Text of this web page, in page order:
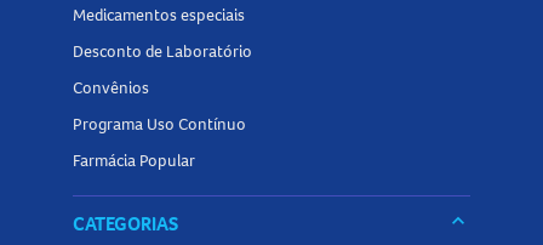
Medicamentos especiais
Desconto de Laboratório
Convênios
Programa Uso Contínuo
Farmácia Popular
CATEGORIAS keyboard_arrow_down